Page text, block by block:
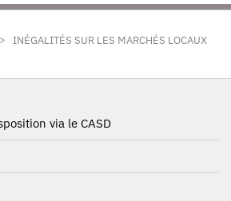
> INÉGALITÉS SUR LES MARCHÉS LOCAUX
via le CASD